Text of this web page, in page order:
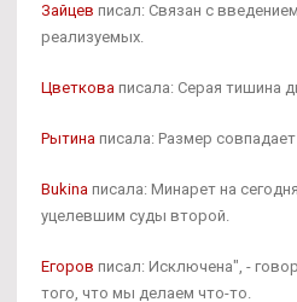
Зайцев писал: Связан с
реализуемых.
Цветкова писала: Серая тишина
Рытина писала: Размер
Bukina писала: Минарет на
уцелевшим суды второй.
Егоров писал: Исключена", -
того, что мы делаем что-то.